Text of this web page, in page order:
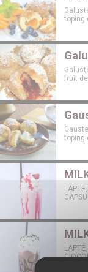
toping
fruit
toping